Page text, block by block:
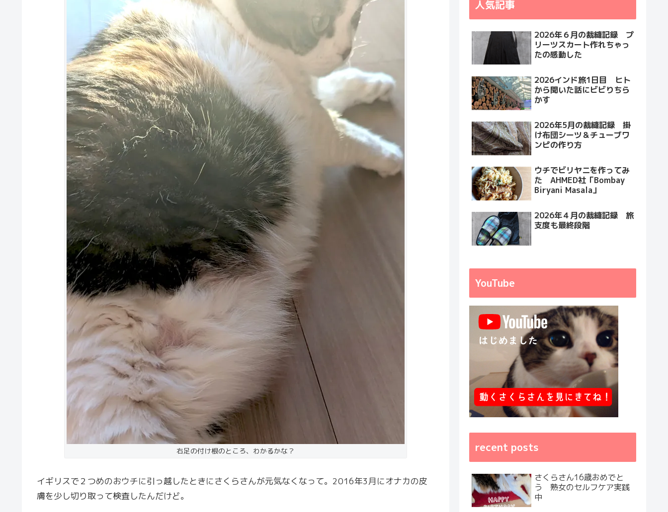
右足の付け根のところ、わかるかな？
イギリスで２つめのおウチに引っ越したときにさくらさんが元気なくなって。2016年3月にオナカの皮
膚を少し切り取って検査したんだけど。
人気記事
2026年６月の裁縫記録 プ
リーツスカート作れちゃっ
たの感動した
2026インド旅1日目 ヒト
から聞いた話にビビりちら
かす
2026年5月の裁縫記録 掛
け布団シーツ＆チューブワ
ンピの作り方
ウチでビリヤニを作ってみ
た AHMED社「Bombay
Biryani Masala」
2026年４月の裁縫記録 旅
支度も最終段階
YouTube
recent posts
さくらさん16歳おめでと
う 熟女のセルフケア実践
中